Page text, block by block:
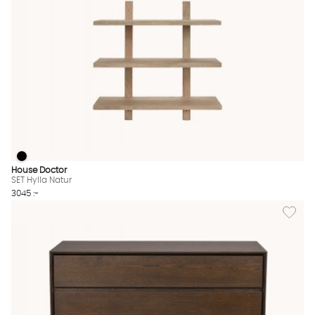
SET Hylla Natur Finns även i dessa färger:
SET Hylla Natur
House Doctor
SET Hylla Natur
3045 :-
Lägg